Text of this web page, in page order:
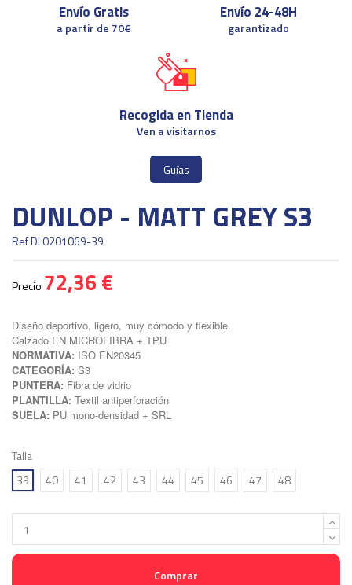
DUNLOP - MATT GREY S3
RefDL0201069-39
Precio 72,36 €
Diseño deportivo, ligero, muy cómodo y flexible.
Calzado EN MICROFIBRA + TPU
NORMATIVA: ISO EN20345
CATEGORÍA: S3
PUNTERA: Fibra de vidrio
PLANTILLA: Textil antiperforación
SUELA: PU mono-densidad + SRL
Talla
39
40 41 42 43 44 45 46 47 48
Comprar
Envío Gratis
a partir de 70€
Recogida en Tienda
Ven a visitarnos
Envío 24-48H
garantizado
Guías